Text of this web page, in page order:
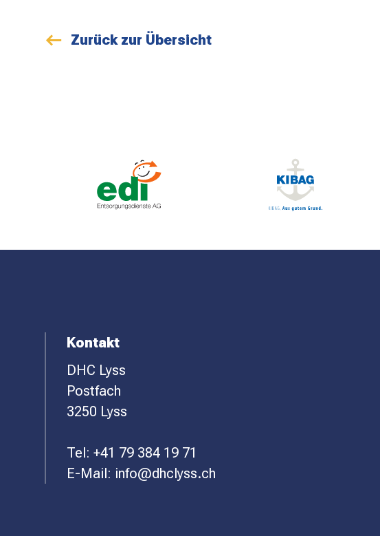
Zurück zur Übersicht
F
O
O
T
E
Kontakt
DHC Lyss
Postfach
3250 Lyss
Tel: +41 79 384 19 71
E-Mail: info@dhclyss.ch